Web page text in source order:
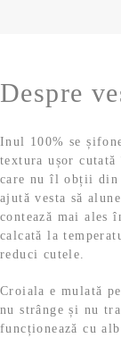
,
9
9
l
e
l
e
i
.
Despre
Inul 100% se
textura ușor
care nu îl obții din
ajută vesta să
contează mai ales
calcată la
reduci cutele.
Croiala e mulată
nu strânge și nu
funcționează cu